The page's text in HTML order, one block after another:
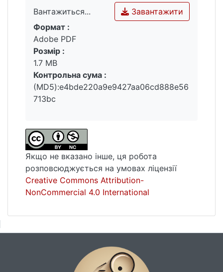
Вантажиться...
Вантажиться...
Завантажити
Формат :
Adobe PDF
Розмір :
1.7 MB
Контрольна сума :
(MD5):e4bde220a9e9427aa06cd888e56
713bc
Якщо не вказано інше, ця робота
розповсюджується на умовах ліцензії
Creative Commons Attribution-
NonCommercial 4.0 International